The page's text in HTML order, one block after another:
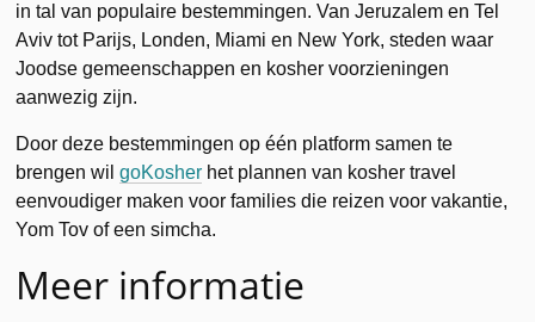
in tal van populaire bestemmingen. Van Jeruzalem en Tel
Aviv tot Parijs, Londen, Miami en New York, steden waar
Joodse gemeenschappen en kosher voorzieningen
aanwezig zijn.
Door deze bestemmingen op één platform samen te
brengen wilgoKosher het plannen van kosher travel
eenvoudiger maken voor families die reizen voor vakantie,
Yom Tov of een simcha.
Meer informatie